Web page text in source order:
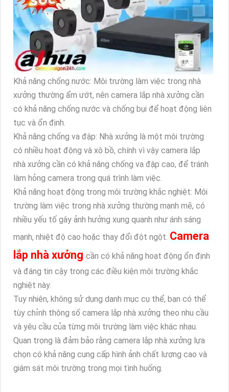
Khả năng chống nước: Môi trường làm việc trong nhà
xưởng thường ẩm ướt, nên camera lắp nhà xưởng cần
có khả năng chống nước và chống bụi để hoạt động liên
tục và ổn định.
Khả năng chống va đập: Nhà xưởng là một môi trường
có nhiều hoạt động và xô bồ, chính vì vậy camera lắp
nhà xưởng cần có khả năng chống va đập cao, để tránh
làm hỏng camera trong quá trình làm việc.
Khả năng hoạt động trong môi trường khắc nghiệt: Môi
trường làm việc trong nhà xưởng thường mạnh mẽ, có
nhiều yếu tố gây ảnh hưởng xung quanh như ánh sáng
mạnh, nhiệt độ cao hoặc thay đổi đột ngột. Camera
lắp nhà xưởng cần có khả năng hoạt động ổn định
và đáng tin cậy trong các điều kiện môi trường khắc
nghiệt này.
Tuy nhiên, không sử dụng danh mục cụ thể, bạn có thể
tùy chỉnh thông số camera lắp nhà xưởng theo nhu cầu
và yêu cầu của từng môi trường làm việc khác nhau.
Quan trọng là đảm bảo rằng camera lắp nhà xưởng lựa
chọn có khả năng cung cấp hình ảnh chất lượng cao và
giám sát môi trường trong mọi tình huống.